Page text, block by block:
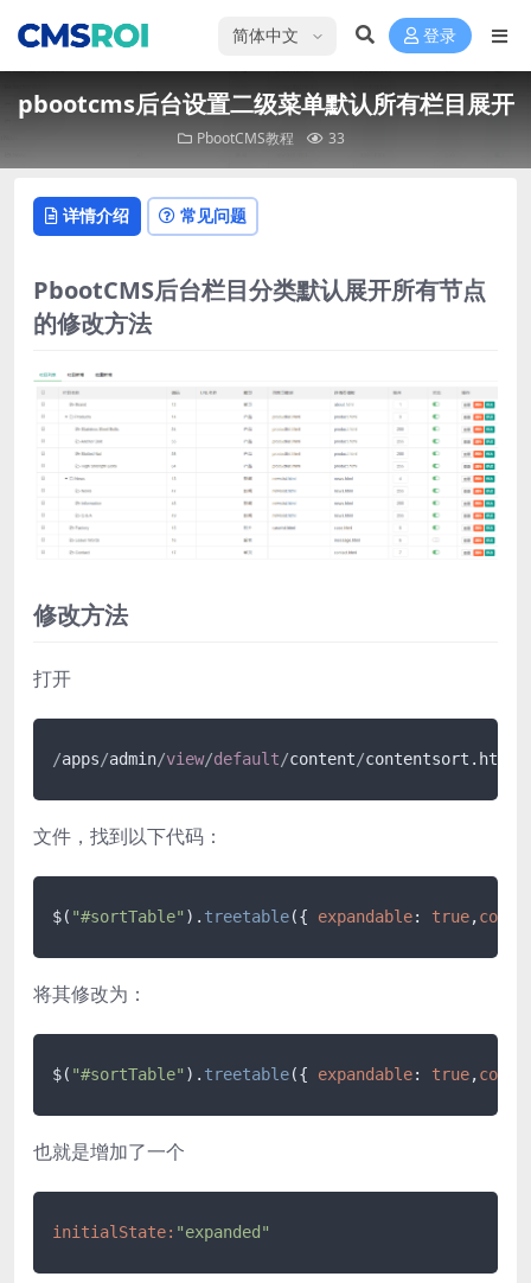
选择语言 登录
pbootcms后台设置二级菜单默认所有栏目展开
PbootCMS教程 33
详情介绍 常见问题
PbootCMS后台栏目分类默认展开所有节点
的修改方法
修改方法
打开
/apps/admin/view/default/content/contentsort.html
文件，找到以下代码：
$( "#sortTable" ). treetable({ expandable: true,
将其修改为：
$( "#sortTable" ). treetable({ expandable: true,
也就是增加了一个
initialState: "expanded"